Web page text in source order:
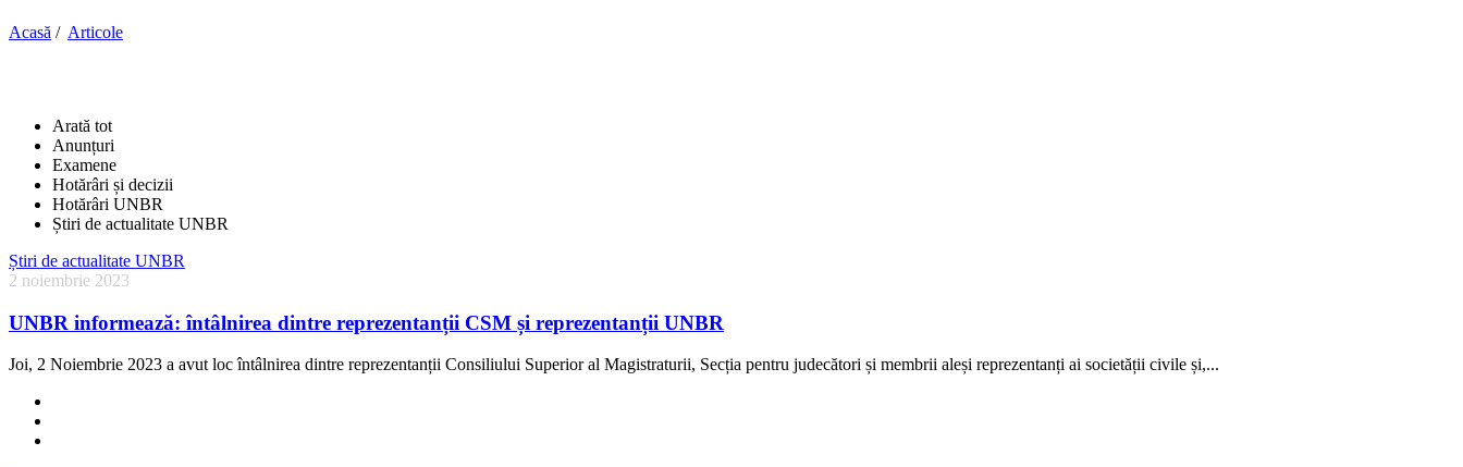
Acasă / Articole
Arată tot
Anunțuri
Examene
Hotărâri și decizii
Hotărâri UNBR
Știri de actualitate UNBR
Știri de actualitate UNBR
2 noiembrie 2023
UNBR informează: întâlnirea dintre reprezentanții CSM și reprezentanții UNBR
Joi, 2 Noiembrie 2023 a avut loc întâlnirea dintre reprezentanții Consiliului Superior al Magistraturii, Secția pentru judecători și membrii aleși reprezentanți ai societății civile și,...